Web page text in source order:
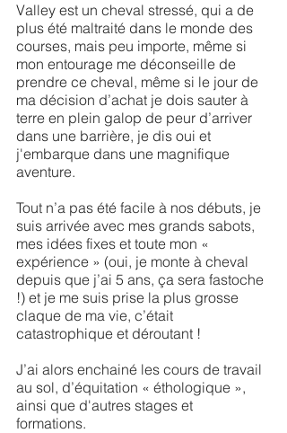
Valley est un cheval stressé, qui a de
plus été maltraité dans le monde des
courses, mais peu importe, même si
mon entourage me déconseille de
prendre ce cheval, même si le jour de
ma décision d’achat je dois sauter à
terre en plein galop de peur d’arriver
dans une barrière, je dis oui et
j'embarque dans une magnifique
aventure.
Tout n’a pas été facile à nos débuts, je
suis arrivée avec mes grands sabots,
mes idées fixes et toute mon «
expérience » (oui, je monte à cheval
depuis que j’ai 5 ans, ça sera fastoche
!) et je me suis prise la plus grosse
claque de ma vie, c’était
catastrophique et déroutant !
J’ai alors enchainé les cours de travail
au sol, d’équitation « éthologique »,
ainsi que d'autres stages et
formations.